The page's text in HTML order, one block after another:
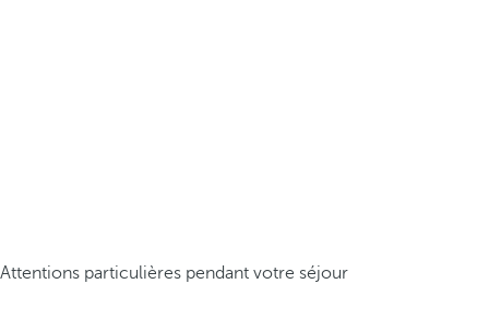
Attentions particulières pendant votre séjour